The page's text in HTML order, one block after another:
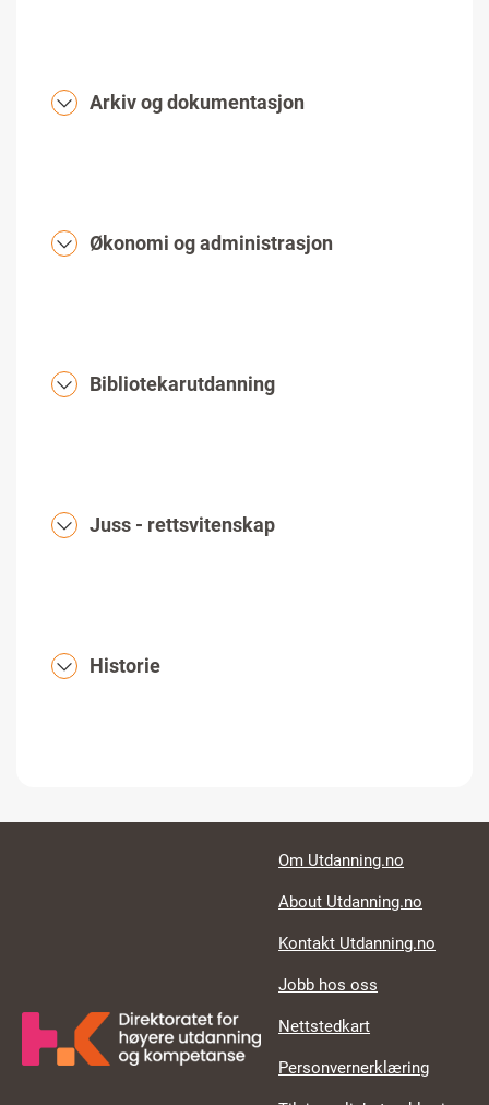
Arkiv og dokumentasjon
Økonomi og administrasjon
Bibliotekarutdanning
Juss - rettsvitenskap
Historie
Footer links
Om Utdanning.no
About Utdanning.no
Kontakt Utdanning.no
Jobb hos oss
Nettstedkart
Personvernerklæring